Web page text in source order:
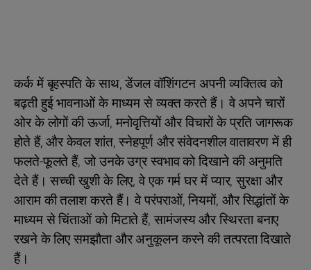
कर्क में बृहस्पति के साथ, डेंजल वॉशिंगटन अपनी व्यक्तित्व को
बढ़ती हुई भावनाओं के माध्यम से व्यक्त करते हैं। वे अपने चारों
ओर के लोगों की ऊर्जा, मनोवृत्तियों और विचारों के प्रति जागरूक
होते हैं, और केवल शांत, स्नेहपूर्ण और संवेदनशील वातावरण में ही
फलते-फूलते हैं, जो उनके उग्र स्वभाव को दिखाने की अनुमति
देते हैं। सच्ची खुशी के लिए, वे एक गर्म घर में प्यार, सुरक्षा और
आराम की तलाश करते हैं। वे परंपराओं, नियमों, और सिद्धांतों के
माध्यम से चिंताओं को मिटाते हैं, सामंजस्य और स्थिरता बनाए
रखने के लिए समझौता और अनुकूलन करने की तत्परता दिखाते
हैं।